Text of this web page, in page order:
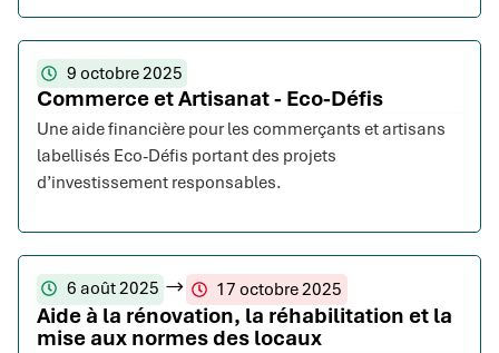
9 octobre 2025
Commerce et Artisanat - Eco-Défis
Une aide financière pour les commerçants et artisans
labellisés Eco-Défis portant des projets
d’investissement responsables.
6 août 2025 17 octobre 2025
Aide à la rénovation, la réhabilitation et la
mise aux normes des locaux